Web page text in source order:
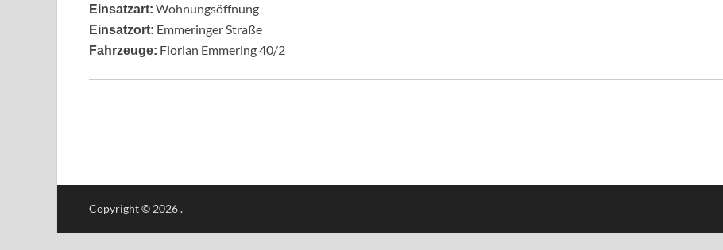
Einsatzart: Wohnungsöffnung
Einsatzort: Emmeringer Straße
Fahrzeuge: Florian Emmering 40/2
Copyright © 2026.